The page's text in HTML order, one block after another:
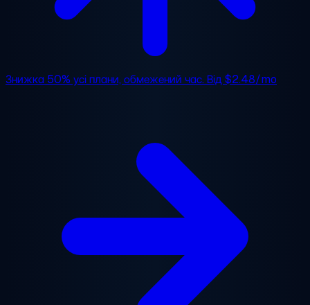
Знижка 50% усі плани, обмежений час. Від$2.48/mo